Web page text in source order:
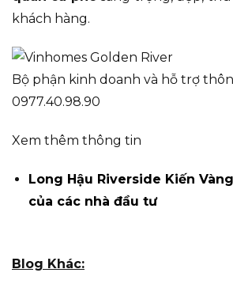
khách hàng.
Bộ phận kinh doanh và hỗ trợ
0977.40.98.90
Xem thêm thông tin
Long Hậu Riverside Kiến
của các nhà đầu tư
Blog Khác: